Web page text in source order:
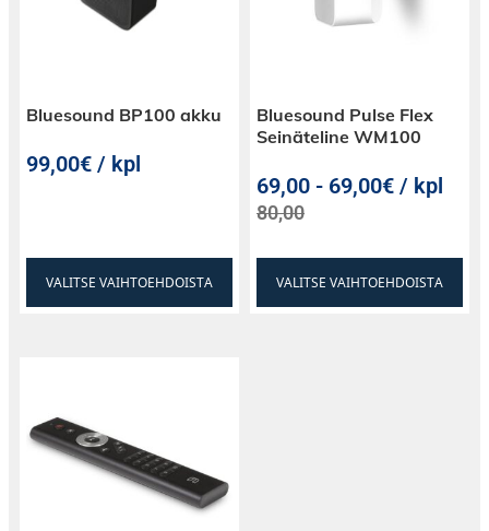
Bluesound BP100 akku
99,00€ / kpl
VALITSE VAIHTOEHDOISTA
Bluesound Pulse Flex
Seinäteline WM100
69,00 - 69,00€ / kpl
80,00
VALITSE VAIHTOEHDOISTA